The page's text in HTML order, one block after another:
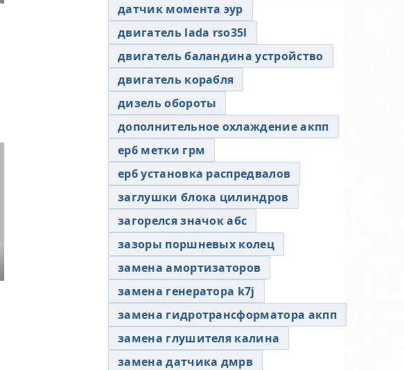
датчик момента эур
двигатель lada rso35l
двигатель баландина устройство
двигатель корабля
дизель обороты
дополнительное охлаждение акпп
ер6 метки грм
ер6 установка распредвалов
заглушки блока цилиндров
загорелся значок абс
зазоры поршневых колец
замена амортизаторов
замена генератора k7j
замена гидротрансформатора акпп
замена глушителя калина
замена датчика дмрв